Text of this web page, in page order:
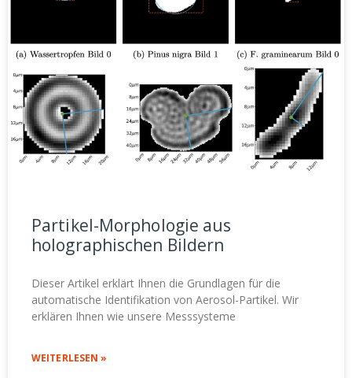
Partikel-Morphologie aus
holographischen Bildern
Dieser Artikel erklärt Ihnen die Grundlagen für die
automatische Identifikation von Aerosol-Partikel. Wir
erklären Ihnen wie unsere Messsysteme
WEITERLESEN »